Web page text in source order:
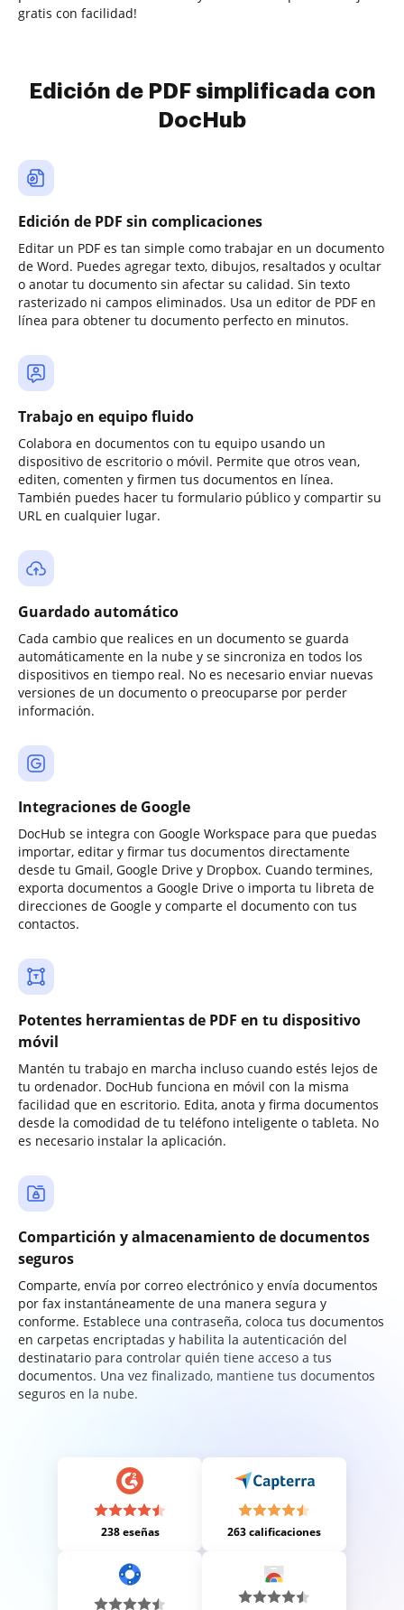
gratis con facilidad!
Edición de PDF simplificada con
DocHub
Edición de PDF sin complicaciones
Editar un PDF es tan simple como trabajar en un documento
de Word. Puedes agregar texto, dibujos, resaltados y ocultar
o anotar tu documento sin afectar su calidad. Sin texto
rasterizado ni campos eliminados. Usa un editor de PDF en
línea para obtener tu documento perfecto en minutos.
Trabajo en equipo fluido
Colabora en documentos con tu equipo usando un
dispositivo de escritorio o móvil. Permite que otros vean,
editen, comenten y firmen tus documentos en línea.
También puedes hacer tu formulario público y compartir su
URL en cualquier lugar.
Guardado automático
Cada cambio que realices en un documento se guarda
automáticamente en la nube y se sincroniza en todos los
dispositivos en tiempo real. No es necesario enviar nuevas
versiones de un documento o preocuparse por perder
información.
Integraciones de Google
DocHub se integra con Google Workspace para que puedas
importar, editar y firmar tus documentos directamente
desde tu Gmail, Google Drive y Dropbox. Cuando termines,
exporta documentos a Google Drive o importa tu libreta de
direcciones de Google y comparte el documento con tus
contactos.
Potentes herramientas de PDF en tu dispositivo
móvil
Mantén tu trabajo en marcha incluso cuando estés lejos de
tu ordenador. DocHub funciona en móvil con la misma
facilidad que en escritorio. Edita, anota y firma documentos
desde la comodidad de tu teléfono inteligente o tableta. No
es necesario instalar la aplicación.
Compartición y almacenamiento de documentos
seguros
Comparte, envía por correo electrónico y envía documentos
por fax instantáneamente de una manera segura y
conforme. Establece una contraseña, coloca tus documentos
en carpetas encriptadas y habilita la autenticación del
destinatario para controlar quién tiene acceso a tus
documentos. Una vez finalizado, mantiene tus documentos
seguros en la nube.
238 eseñas 263 calificaciones